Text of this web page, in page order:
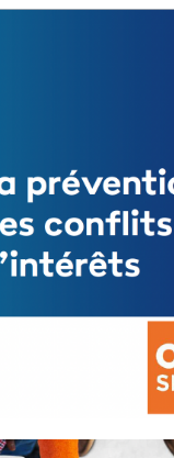
l’élu local
avril 2024
des conflits